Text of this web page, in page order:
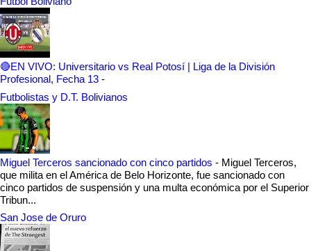
🔴EN VIVO: Universitario vs Real Potosí | Liga de la División
Profesional, Fecha 13 -
Futbolistas y D.T. Bolivianos
Miguel Terceros sancionado con cinco partidos - Miguel Terceros,
que milita en el América de Belo Horizonte, fue sancionado con
cinco partidos de suspensión y una multa económica por el Superior
Tribun...
San Jose de Oruro